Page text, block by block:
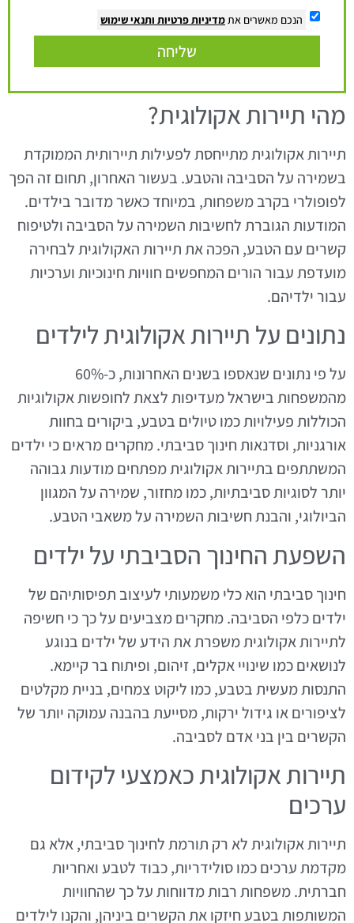
הנכם מאשרים את מדיניות פרטיות ותנאי שימוש
שליחה
מהי תיירות אקולוגית?
תיירות אקולוגית מתייחסת לפעילות תיירותית הממוקדת
בשמירה על הסביבה והטבע. בעשור האחרון, תחום זה הפך
לפופולרי בקרב משפחות, במיוחד כאשר מדובר בילדים.
המודעות הגוברת לחשיבות השמירה על הסביבה ולטיפוח
קשרים עם הטבע, הפכה את תיירות האקולוגית לבחירה
מועדפת עבור הורים המחפשים חוויות חינוכיות וערכיות
עבור ילדיהם.
נתונים על תיירות אקולוגית לילדים
על פי נתונים שנאספו בשנים האחרונות, כ-60%
מהמשפחות בישראל מעדיפות לצאת לחופשות אקולוגיות
הכוללות פעילויות כמו טיולים בטבע, ביקורים בחוות
אורגניות, וסדנאות חינוך סביבתי. מחקרים מראים כי ילדים
המשתתפים בתיירות אקולוגית מפתחים מודעות גבוהה
יותר לסוגיות סביבתיות, כמו מחזור, שמירה על המגוון
הביולוגי, והבנת חשיבות השמירה על משאבי הטבע.
השפעת החינוך הסביבתי על ילדים
חינוך סביבתי הוא כלי משמעותי לעיצוב תפיסותיהם של
ילדים כלפי הסביבה. מחקרים מצביעים על כך כי חשיפה
לתיירות אקולוגית משפרת את הידע של ילדים בנוגע
לנושאים כמו שינויי אקלים, זיהום, ופיתוח בר קיימא.
התנסות מעשית בטבע, כמו ליקוט צמחים, בניית מקלטים
לציפורים או גידול ירקות, מסייעת בהבנה עמוקה יותר של
הקשרים בין בני אדם לסביבה.
תיירות אקולוגית כאמצעי לקידום
ערכים
תיירות אקולוגית לא רק תורמת לחינוך סביבתי, אלא גם
מקדמת ערכים כמו סולידריות, כבוד לטבע ואחריות
חברתית. משפחות רבות מדווחות על כך שהחוויות
המשותפות בטבע חיזקו את הקשרים ביניהן, והקנו לילדים